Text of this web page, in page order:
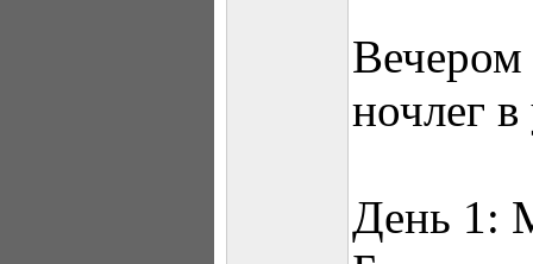
Вечером
ночлег
День 1: